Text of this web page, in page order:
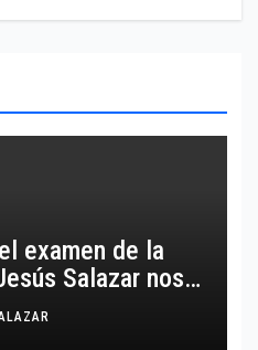
examen de la
Salazar nos
certero y al
tema.